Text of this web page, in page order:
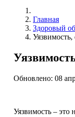
Главная
Здоровый
Обновлено: 08
Уязвимость – это